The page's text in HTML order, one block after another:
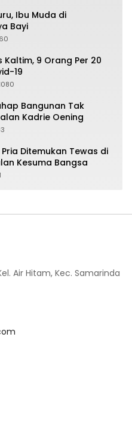
Ibu Muda di
Bayi
Kaltim, 9 Orang Per 20
19
Bangunan Tak
Kadrie Oening
Ditemukan Tewas di
Kesuma Bangsa
Air Hitam, Kec. Samarinda